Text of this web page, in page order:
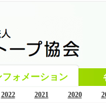
フォメーション
2022 2021 2020